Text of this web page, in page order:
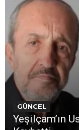
GÜNCEL
Yeşilçam’ın